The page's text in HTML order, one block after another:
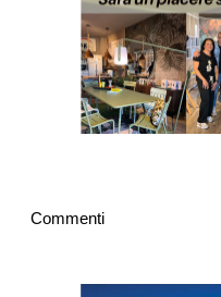
Commenti